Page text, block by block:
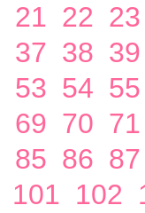
21 22 23
37 38 39
53 54 55
69 70 71
85 86 87
101 102